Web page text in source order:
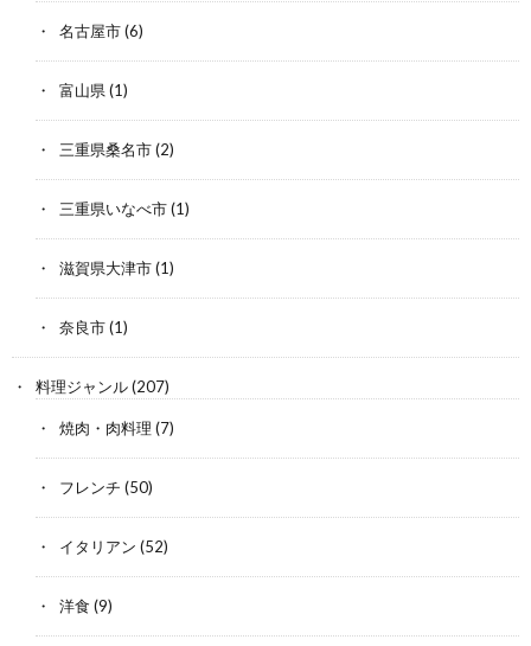
名古屋市(6)
富山県(1)
三重県桑名市(2)
三重県いなべ市(1)
滋賀県大津市(1)
奈良市(1)
料理ジャンル(207)
焼肉・肉料理 (7)
フレンチ (50)
イタリアン (52)
洋食 (9)